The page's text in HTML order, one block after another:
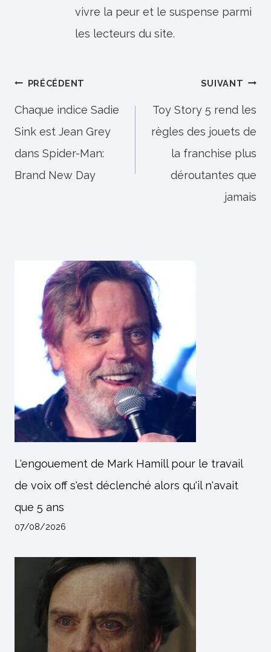
vivre la peur et le suspense parmi
les lecteurs du site.
Navigation
de
l’article
PRÉCÉDENT
Chaque indice Sadie
Sink est Jean Grey
dans Spider-Man:
Brand New Day
SUIVANT
Toy Story 5 rend les
règles des jouets de
la franchise plus
déroutantes que
jamais
L'engouement de Mark Hamill pour le travail
de voix off s'est déclenché alors qu'il n'avait
que 5 ans
07/08/2026